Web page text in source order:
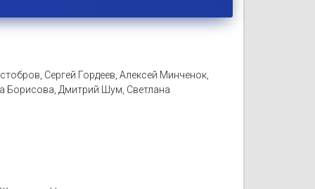
Сергей Гордеев, Алексей Минченок,
Борисова, Дмитрий Шум, Светлана